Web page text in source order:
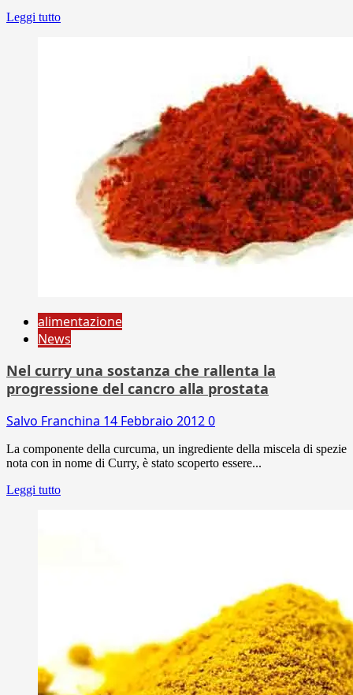
Leggi tutto
alimentazione
News
Nel curry una sostanza che rallenta la
progressione del cancro alla prostata
Salvo Franchina 14 Febbraio 20120
La componente della curcuma, un ingrediente della miscela di spezie
nota con in nome di Curry, è stato scoperto essere...
Leggi tutto